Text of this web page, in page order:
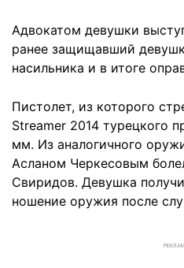
Адвокатом девушки
ранее защищавший
насильника и в итоге
Пистолет, из которого
Streamer 2014 турецкого
мм. Из аналогичного
Асланом Черкесовым
Свиридов. Девушка
ношение оружия после